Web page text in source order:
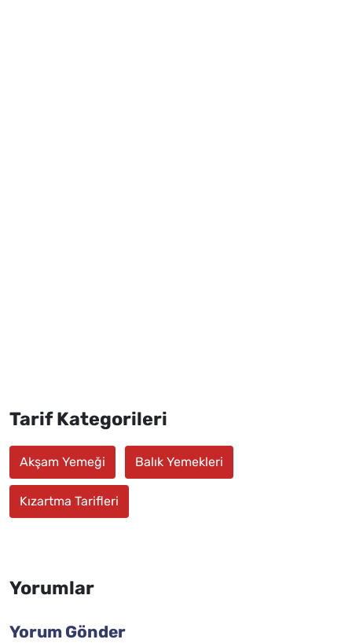
Tarif Kategorileri
Akşam Yemeği Balık Yemekleri
Kızartma Tarifleri
Yorumlar
Yorum Gönder